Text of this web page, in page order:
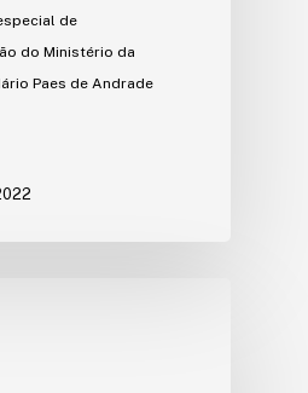
de
do Ministério da
Paes de Andrade